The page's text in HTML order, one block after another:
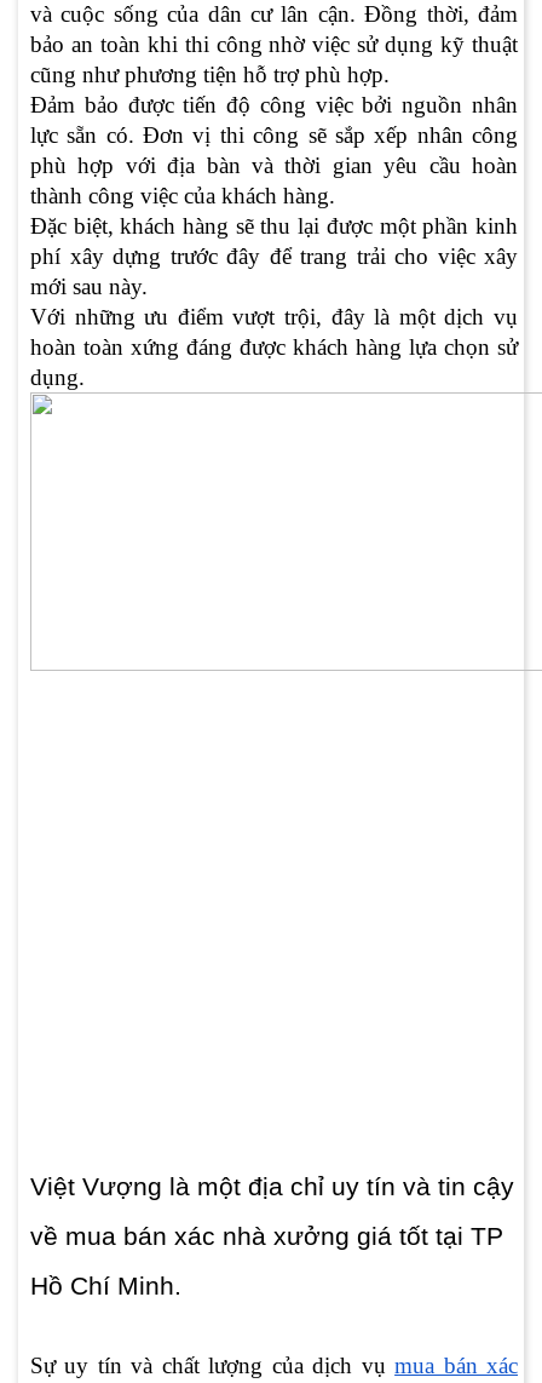
và cuộc sống của dân cư lân cận. Đồng thời, đảm
bảo an toàn khi thi công nhờ việc sử dụng kỹ thuật
cũng như phương tiện hỗ trợ phù hợp.
Đảm bảo được tiến độ công việc bởi nguồn nhân
lực sẵn có. Đơn vị thi công sẽ sắp xếp nhân công
phù hợp với địa bàn và thời gian yêu cầu hoàn
thành công việc của khách hàng.
Đặc biệt, khách hàng sẽ thu lại được một phần kinh
phí xây dựng trước đây để trang trải cho việc xây
mới sau này.
Với những ưu điểm vượt trội, đây là một dịch vụ
hoàn toàn xứng đáng được khách hàng lựa chọn sử
dụng.
Việt Vượng là một địa chỉ uy tín và tin cậy
về mua bán xác nhà xưởng giá tốt tại TP
Hồ Chí Minh.
Sự uy tín và chất lượng của dịch vụmua bán xác